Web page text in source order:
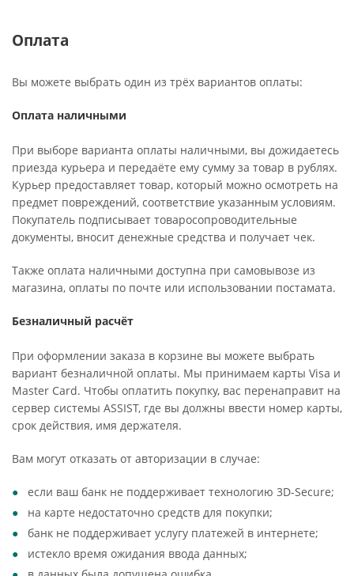
Оплата
Вы можете выбрать один из трёх вариантов оплаты:
Оплата наличными
При выборе варианта оплаты наличными, вы дожидаетесь
приезда курьера и передаёте ему сумму за товар в рублях.
Курьер предоставляет товар, который можно осмотреть на
предмет повреждений, соответствие указанным условиям.
Покупатель подписывает товаросопроводительные
документы, вносит денежные средства и получает чек.
Также оплата наличными доступна при самовывозе из
магазина, оплаты по почте или использовании постамата.
Безналичный расчёт
При оформлении заказа в корзине вы можете выбрать
вариант безналичной оплаты. Мы принимаем карты Visa и
Master Card. Чтобы оплатить покупку, вас перенаправит на
сервер системы ASSIST, где вы должны ввести номер карты,
срок действия, имя держателя.
Вам могут отказать от авторизации в случае:
если ваш банк не поддерживает технологию 3D-Secure;
на карте недостаточно средств для покупки;
банк не поддерживает услугу платежей в интернете;
истекло время ожидания ввода данных;